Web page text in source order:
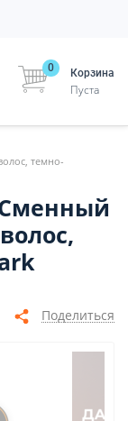
Корзина
0
Пуста
темно-
Поделиться